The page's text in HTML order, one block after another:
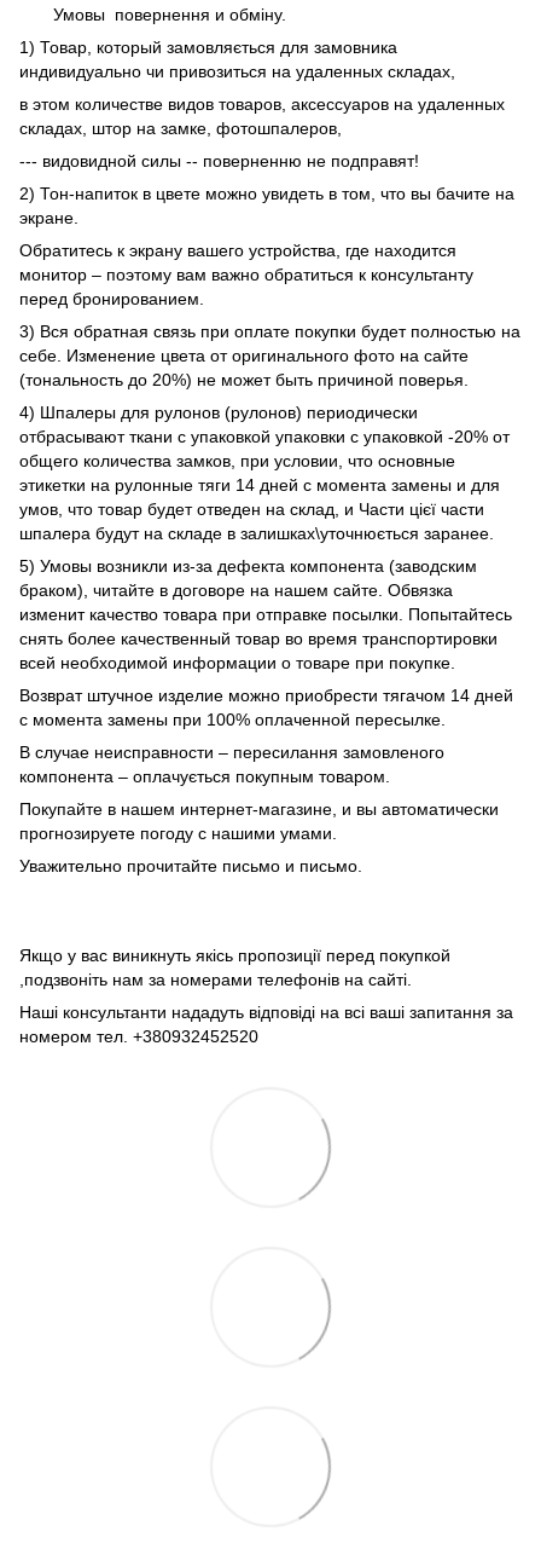
Умовы повернення и обміну.
1) Товар, который замовляється для замовника
индивидуально чи привозиться на удаленных складах,
в этом количестве видов товаров, аксессуаров на удаленных
складах, штор на замке, фотошпалеров,
--- видовидной силы -- поверненню не подправят!
2) Тон-напиток в цвете можно увидеть в том, что вы бачите на
экране.
Обратитесь к экрану вашего устройства, где находится
монитор – поэтому вам важно обратиться к консультанту
перед бронированием.
3) Вся обратная связь при оплате покупки будет полностью на
себе. Изменение цвета от оригинального фото на сайте
(тональность до 20%) не может быть причиной поверья.
4) Шпалеры для рулонов (рулонов) периодически
отбрасывают ткани с упаковкой упаковки с упаковкой -20% от
общего количества замков, при условии, что основные
этикетки на рулонные тяги 14 дней с момента замены и для
умов, что товар будет отведен на склад, и Части цієї части
шпалера будут на складе в залишках\уточнюється заранее.
5) Умовы возникли из-за дефекта компонента (заводским
браком), читайте в договоре на нашем сайте. Обвязка
изменит качество товара при отправке посылки. Попытайтесь
снять более качественный товар во время транспортировки
всей необходимой информации о товаре при покупке.
Возврат штучное изделие можно приобрести тягачом 14 дней
с момента замены при 100% оплаченной пересылке.
В случае неисправности – пересилання замовленого
компонента – оплачується покупным товаром.
Покупайте в нашем интернет-магазине, и вы автоматически
прогнозируете погоду с нашими умами.
Уважительно прочитайте письмо и письмо.
Якщо у вас виникнуть якісь пропозиції перед покупкой
,подзвоніть нам за номерами телефонів на сайті.
Наші консультанти нададуть відповіді на всі ваші запитання за
номером тел. +380932452520